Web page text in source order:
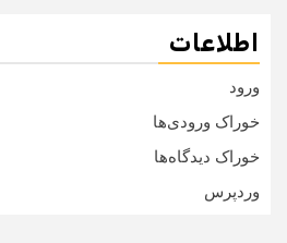
اطلاعات
ورود
خوراک ورودی‌ها
خوراک دیدگاه‌ها
وردپرس